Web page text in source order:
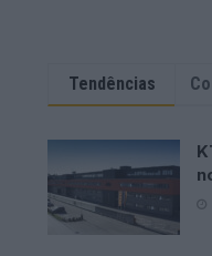
Tendências